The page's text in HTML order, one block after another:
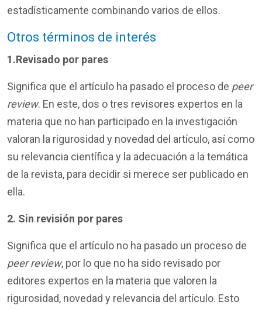
estadísticamente combinando varios de ellos.
Otros términos de interés
1.Revisado por pares
Significa que el artículo ha pasado el proceso de peer
review. En este, dos o tres revisores expertos en la
materia que no han participado en la investigación
valoran la rigurosidad y novedad del artículo, así como
su relevancia científica y la adecuación a la temática
de la revista, para decidir si merece ser publicado en
ella.
2. Sin revisión por pares
Significa que el artículo no ha pasado un proceso de
peer review, por lo que no ha sido revisado por
editores expertos en la materia que valoren la
rigurosidad, novedad y relevancia del artículo. Esto